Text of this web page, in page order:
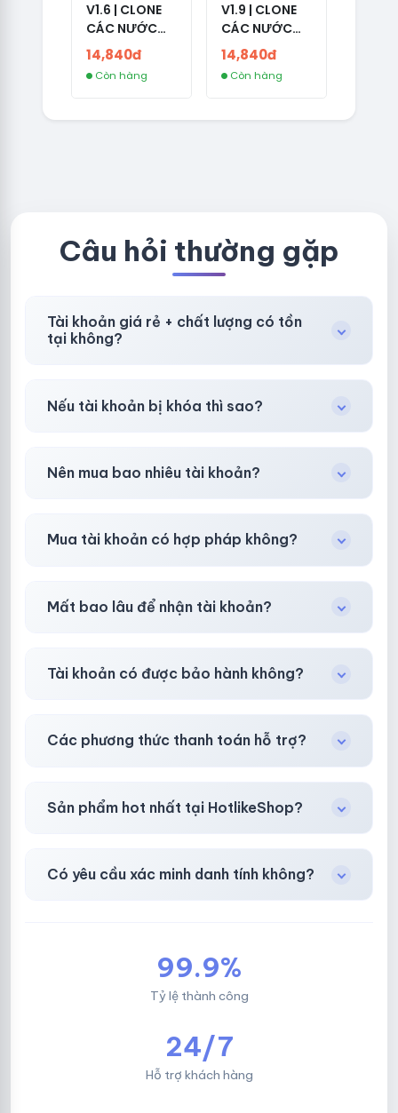
V1.6 | CLONE
CÁC NƯỚC
CÓ 2FA -
GERMANY -
TKQC TẠO
LIVE ADS - VER
14,840đ
Còn hàng
V1.9 | CLONE
CÁC NƯỚC
CÓ 2FA -
THAILAND -
VER MAIL
COM - CLONE
14,840đ
Còn hàng
Câu hỏi thường gặp
Tài khoản giá rẻ + chất lượng có tồn
tại không?
ưu tiên chất lượng, bảo hành hơn là giá rẻ nhất.
Nếu tài khoản bị khóa thì sao?
trợ đổi mới hoặc hoàn 100%.
Nên mua bao nhiêu tài khoản?
phòng.
Mua tài khoản có hợp pháp không?
ràng trước khi bạn mua.
Mất bao lâu để nhận tài khoản?
toán thành công.
Tài khoản có được bảo hành không?
sách công khai.
Các phương thức thanh toán hỗ trợ?
các ví điện tử phổ biến.
Sản phẩm hot nhất tại HotlikeShop?
Có yêu cầu xác minh danh tính không?
99.9%
Tỷ lệ thành công
24/7
Hỗ trợ khách hàng